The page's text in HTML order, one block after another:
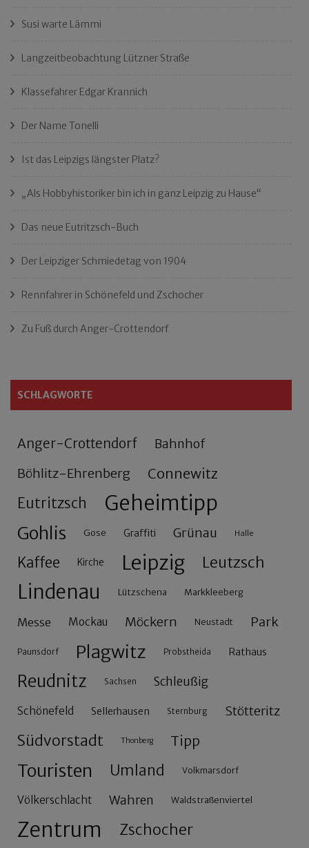
Susi warte Lämmi
Langzeitbeobachtung Lützner Straße
Klassefahrer Edgar Krannich
Der Name Tonelli
Ist das Leipzigs längster Platz?
„Als Hobbyhistoriker bin ich in ganz Leipzig zu Hause“
Das neue Eutritzsch-Buch
Der Leipziger Schmiedetag von 1904
Rennfahrer in Schönefeld und Zschocher
Zu Fuß durch Anger-Crottendorf
SCHLAGWORTE
Anger-Crottendorf Bahnhof
Böhlitz-Ehrenberg Connewitz
Eutritzsch Geheimtipp
Gohlis Gose Graffiti Grünau Halle
Kaffee Kirche Leipzig Leutzsch
Lindenau Lützschena Markkleeberg
Messe Mockau Möckern Neustadt Park
Paunsdorf Plagwitz Probstheida Rathaus
Reudnitz Sachsen Schleußig
Schönefeld Sellerhausen Sternburg Stötteritz
Südvorstadt Thonberg Tipp
Touristen Umland Volkmarsdorf
Völkerschlacht Wahren Waldstraßenviertel
Zentrum Zschocher